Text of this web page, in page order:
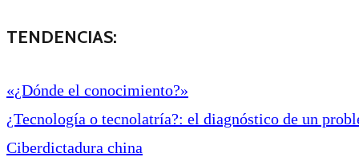
TENDENCIAS:
«¿Dónde el conocimiento?»
¿Tecnología o tecnolatría?: el diagnóstico de un
Ciberdictadura china